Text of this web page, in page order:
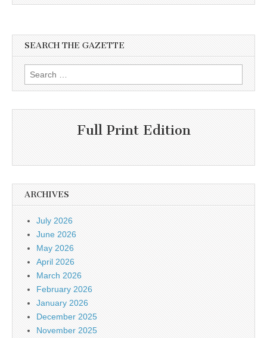
SEARCH THE GAZETTE
Search
for:
Full Print Edition
ARCHIVES
July 2026
June 2026
May 2026
April 2026
March 2026
February 2026
January 2026
December 2025
November 2025